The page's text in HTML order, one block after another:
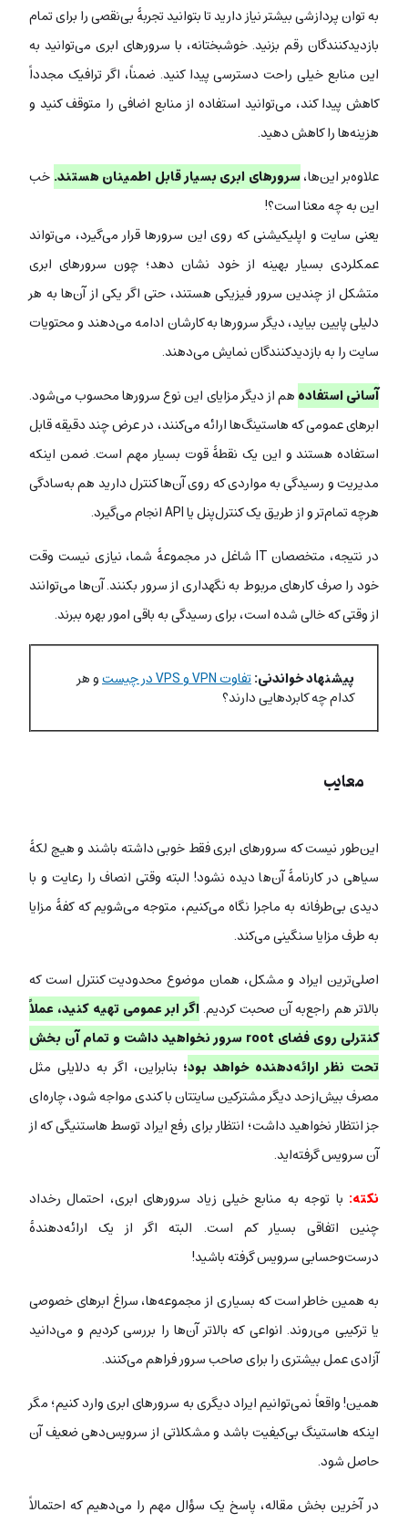
به توان پردازشی بیشتر نیاز دارید تا بتوانید تجربۀ بی‌نقصی را برای تمام
بازدیدکنندگان رقم بزنید. خوشبختانه، با سرورهای ابری می‌توانید به
این منابع خیلی راحت دسترسی پیدا کنید. ضمناً، اگر ترافیک مجدداً
کاهش پیدا کند، می‌توانید استفاده از منابع اضافی را متوقف کنید و
هزینه‌ها را کاهش دهید.
علاوه‌بر این‌ها،سرورهای ابری بسیار قابل اطمینان هستند.خب
این به چه معنا است؟!
یعنی سایت و اپلیکیشنی که روی این سرورها قرار می‌گیرد، می‌تواند
عمکلردی بسیار بهینه از خود نشان دهد؛ چون سرورهای ابری
متشکل از چندین سرور فیزیکی هستند، حتی اگر یکی از آن‌ها به هر
دلیلی پایین بیاید، دیگر سرورها به کارشان ادامه می‌دهند و محتویات
سایت را به بازدیدکنندگان نمایش می‌دهند.
آسانی استفادههم از دیگر مزایای این نوع سرورها محسوب می‌شود.
ابرهای عمومی که هاستینگ‌ها ارائه می‌کنند، در عرض چند دقیقه قابل
استفاده هستند و این یک نقطۀ قوت بسیار مهم است. ضمن اینکه
مدیریت و رسیدگی به مواردی که روی آن‌ها کنترل دارید هم به‌سادگی
هرچه تمام‌تر و از طریق یک کنترل‌پنل یا API انجام می‌گیرد.
در نتیجه، متخصصان IT شاغل در مجموعۀ شما، نیازی نیست وقت
خود را صرف کارهای مربوط به نگهداری از سرور بکنند. آن‌ها می‌توانند
از وقتی که خالی شده است، برای رسیدگی به باقی امور بهره ببرند.
پیشنهاد خواندنی:تفاوت VPN و VPS در چیست و هر
کدام چه کابردهایی دارند؟
معایب
این‌طور نیست که سرورهای ابری فقط خوبی داشته باشند و هیچ لکۀ
سیاهی در کارنامۀ آن‌ها دیده نشود! البته وقتی انصاف را رعایت و با
دیدی بی‌طرفانه به ماجرا نگاه می‌کنیم، متوجه می‌شویم که کفۀ مزایا
به طرف مزایا سنگینی می‌کند.
اصلی‌ترین ایراد و مشکل، همان موضوع محدودیت کنترل است که
بالاتر هم راجع‌به آن صحبت کردیم.اگر ابر عمومی تهیه کنید، عملاً
کنترلی روی فضای root سرور نخواهید داشت و تمام آن بخش
تحت نظر ارائه‌دهنده خواهد بود؛ بنابراین، اگر به دلایلی مثل
مصرف بیش‌ازحد دیگر مشترکین سایتتان با کندی مواجه شود، چاره‌ای
جز انتظار نخواهید داشت؛ انتظار برای رفع ایراد توسط هاستنیگی که از
آن سرویس گرفته‌اید.
نکته: با توجه به منابع خیلی زیاد سرورهای ابری، احتمال رخداد
چنین اتفاقی بسیار کم است. البته اگر از یک ارائه‌دهندۀ
درست‌وحسابی سرویس گرفته باشید!
به همین خاطر است که بسیاری از مجموعه‌ها، سراغ ابرهای خصوصی
یا ترکیبی می‌روند. انواعی که بالاتر آن‌ها را بررسی کردیم و می‌دانید
آزادی عمل بیشتری را برای صاحب سرور فراهم می‌کنند.
همین! واقعاً نمی‌توانیم ایراد دیگری به سرورهای ابری وارد کنیم؛ مگر
اینکه هاستینگ بی‌کیفیت باشد و مشکلاتی از سرویس‌دهی ضعیف آن
حاصل شود.
در آخرین بخش مقاله، پاسخ یک سؤال مهم را می‌دهیم که احتمالاً